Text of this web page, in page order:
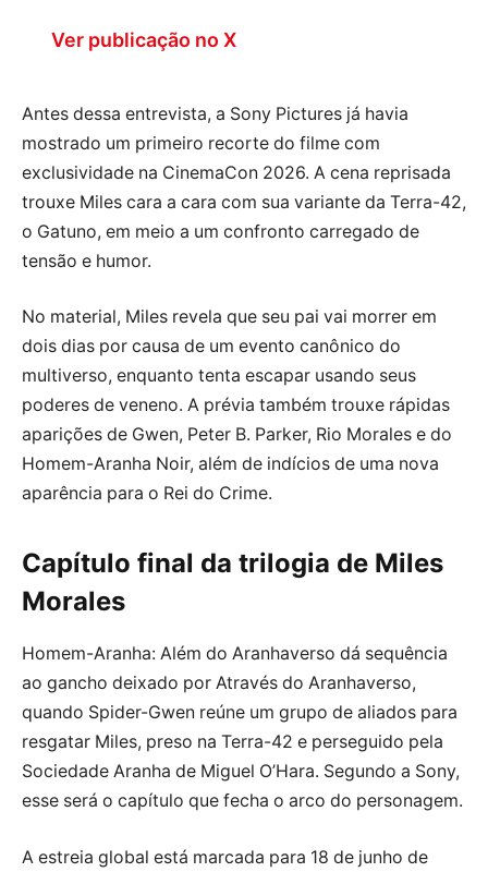
Ver publicação no X
Antes dessa entrevista, a Sony Pictures já havia
mostrado um primeiro recorte do filme com
exclusividade na CinemaCon 2026. A cena reprisada
trouxe Miles cara a cara com sua variante da Terra-42,
o Gatuno, em meio a um confronto carregado de
tensão e humor.
No material, Miles revela que seu pai vai morrer em
dois dias por causa de um evento canônico do
multiverso, enquanto tenta escapar usando seus
poderes de veneno. A prévia também trouxe rápidas
aparições de Gwen, Peter B. Parker, Rio Morales e do
Homem-Aranha Noir, além de indícios de uma nova
aparência para o Rei do Crime.
Capítulo final da trilogia de Miles
Morales
Homem-Aranha: Além do Aranhaverso dá sequência
ao gancho deixado por Através do Aranhaverso,
quando Spider-Gwen reúne um grupo de aliados para
resgatar Miles, preso na Terra-42 e perseguido pela
Sociedade Aranha de Miguel O’Hara. Segundo a Sony,
esse será o capítulo que fecha o arco do personagem.
A estreia global está marcada para 18 de junho de